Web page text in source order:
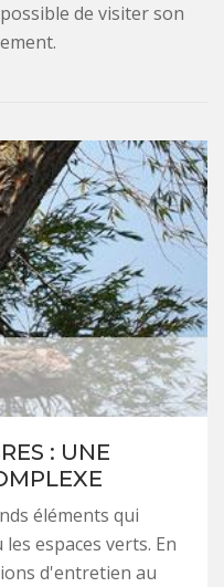
de visiter son
: UNE
éléments qui
espaces verts. En
d'entretien au